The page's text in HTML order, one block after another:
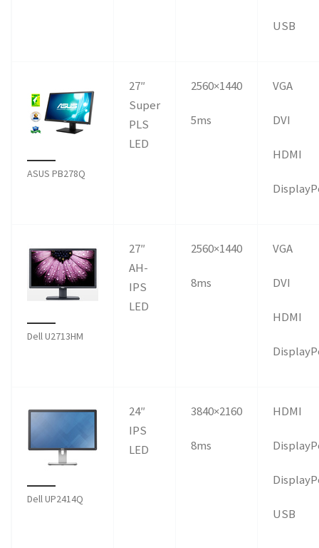
USB
ASUS PB278Q
27″
Super
PLS
LED
2560×1440
5ms
VGA
DVI
HDMI
Dell U2713HM
27″
AH-
IPS
LED
2560×1440
8ms
VGA
DVI
HDMI
Dell UP2414Q
24″
IPS
LED
3840×2160
8ms
HDMI
USB